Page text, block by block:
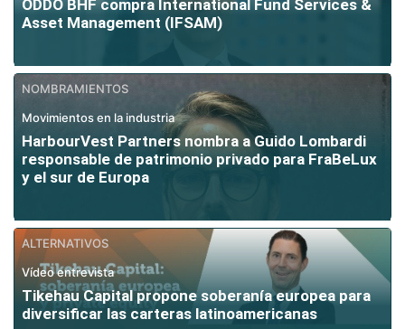
ODDO BHF compra International Fund Services &
Asset Management (IFSAM)
NOMBRAMIENTOS
Movimientos en la industria
HarbourVest Partners nombra a Guido Lombardi
responsable de patrimonio privado para FraBeLux
y el sur de Europa
ALTERNATIVOS
Vídeo entrevista
Tikehau Capital propone soberanía europea para
diversificar las carteras latinoamericanas